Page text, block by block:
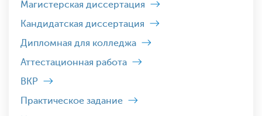
Магистерская диссертация
Кандидатская диссертация
Дипломная для колледжа
Аттестационная работа
ВКР
Практическое задание